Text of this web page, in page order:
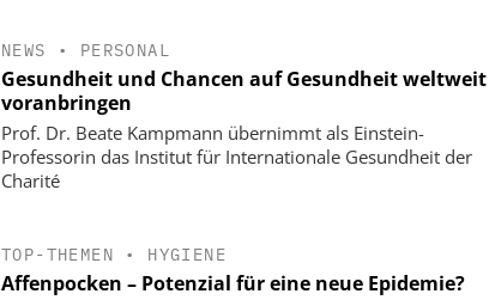
NEWS • PERSONAL
Gesundheit und Chancen auf Gesundheit weltweit
voranbringen
Prof. Dr. Beate Kampmann übernimmt als Einstein-
Professorin das Institut für Internationale Gesundheit der
Charité
TOP-THEMEN • HYGIENE
Affenpocken – Potenzial für eine neue Epidemie?